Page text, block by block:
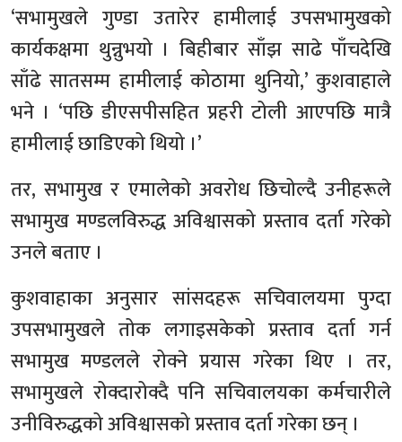
‘सभामुखले गुण्डा उतारेर हामीलाई उपसभामुखको
कार्यकक्षमा थुन्नुभयो । बिहीबार साँझ साढे पाँचदेखि
साँढे सातसम्म हामीलाई कोठामा थुनियो,’ कुशवाहाले
भने । ‘पछि डीएसपीसहित प्रहरी टोली आएपछि मात्रै
हामीलाई छाडिएको थियो ।’
तर, सभामुख र एमालेको अवरोध छिचोल्दै उनीहरूले
सभामुख मण्डलविरुद्ध अविश्वासको प्रस्ताव दर्ता गरेको
उनले बताए ।
कुशवाहाका अनुसार सांसदहरू सचिवालयमा पुग्दा
उपसभामुखले तोक लगाइसकेको प्रस्ताव दर्ता गर्न
सभामुख मण्डलले रोक्ने प्रयास गरेका थिए । तर,
सभामुखले रोक्दारोक्दै पनि सचिवालयका कर्मचारीले
उनीविरुद्धको अविश्वासको प्रस्ताव दर्ता गरेका छन् ।